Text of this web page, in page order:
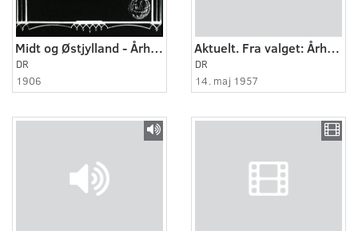
Midt og Østjylland - Århus 1906
DR
1906
Aktuelt. Fra valget: Århus 1957
DR
14. maj 1957